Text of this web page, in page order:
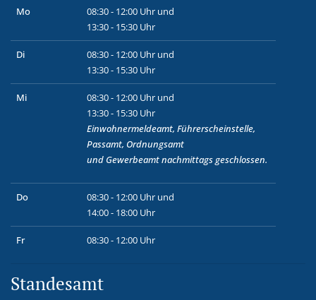
Mo
08:30 - 12:00 Uhr und
13:30 - 15:30 Uhr
Di
08:30 - 12:00 Uhr und
13:30 - 15:30 Uhr
Mi
08:30 - 12:00 Uhr und
13:30 - 15:30 Uhr
Einwohnermeldeamt, Führerscheinstelle,
Passamt, Ordnungsamt
und Gewerbeamtnachmittags geschlossen.
Do
08:30 - 12:00 Uhr und
14:00 - 18:00 Uhr
Fr 08:30 - 12:00 Uhr
Standesamt